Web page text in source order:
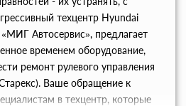
техцентр Hyundai
Автосервис», предлагает
временем оборудование,
ремонт рулевого управления
Ваше обращение к
в техцентр, которые